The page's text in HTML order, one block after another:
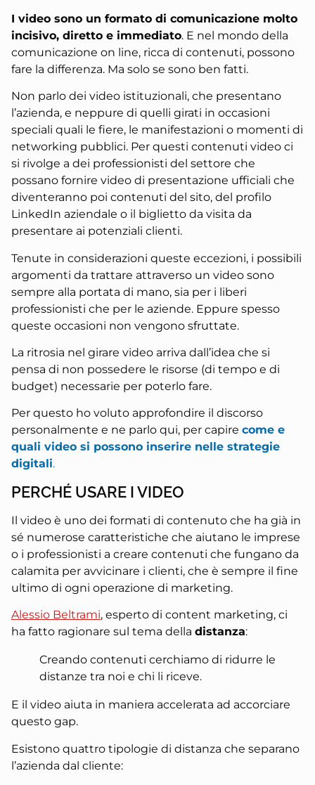
I video sono un formato di comunicazione molto
incisivo, diretto e immediato. E nel mondo della
comunicazione on line, ricca di contenuti, possono
fare la differenza. Ma solo se sono ben fatti.
Non parlo dei video istituzionali, che presentano
l’azienda, e neppure di quelli girati in occasioni
speciali quali le fiere, le manifestazioni o momenti di
networking pubblici. Per questi contenuti video ci
si rivolge a dei professionisti del settore che
possano fornire video di presentazione ufficiali che
diventeranno poi contenuti del sito, del profilo
LinkedIn aziendale o il biglietto da visita da
presentare ai potenziali clienti.
Tenute in considerazioni queste eccezioni, i possibili
argomenti da trattare attraverso un video sono
sempre alla portata di mano, sia per i liberi
professionisti che per le aziende. Eppure spesso
queste occasioni non vengono sfruttate.
La ritrosia nel girare video arriva dall’idea che si
pensa di non possedere le risorse (di tempo e di
budget) necessarie per poterlo fare.
Per questo ho voluto approfondire il discorso
personalmente e ne parlo qui, per capire come e
quali video si possono inserire nelle strategie
digitali.
PERCHÉ USARE I VIDEO
Il video è uno dei formati di contenuto che ha già in
sé numerose caratteristiche che aiutano le imprese
o i professionisti a creare contenuti che fungano da
calamita per avvicinare i clienti, che è sempre il fine
ultimo di ogni operazione di marketing.
Alessio Beltrami, esperto di content marketing, ci
ha fatto ragionare sul tema della distanza:
Creando contenuti cerchiamo di ridurre le
distanze tra noi e chi li riceve.
E il video aiuta in maniera accelerata ad accorciare
questo gap.
Esistono quattro tipologie di distanza che separano
l’azienda dal cliente: